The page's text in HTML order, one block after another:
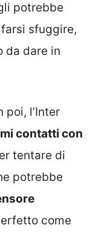
potrebbe
farsi sfuggire,
da dare in
poi, l’Inter
contatti con
tentare di
potrebbe
come